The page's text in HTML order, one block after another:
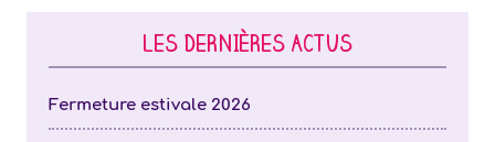
LES DERNIÈRES ACTUS
Fermeture estivale 2026